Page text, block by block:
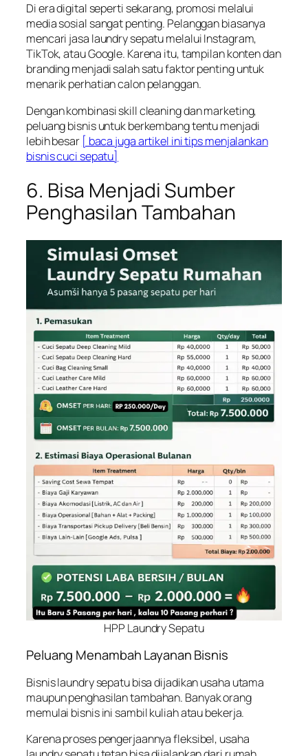
Di era digital seperti sekarang, promosi melalui
media sosial sangat penting. Pelanggan biasanya
mencari jasa laundry sepatu melalui Instagram,
TikTok, atau Google. Karena itu, tampilan konten dan
branding menjadi salah satu faktor penting untuk
menarik perhatian calon pelanggan.
Dengan kombinasi skill cleaning dan marketing,
peluang bisnis untuk berkembang tentu menjadi
lebih besar [ baca juga artikel ini tips menjalankan
bisnis cuci sepatu]
6. Bisa Menjadi Sumber
Penghasilan Tambahan
HPP Laundry Sepatu
Peluang Menambah Layanan Bisnis
Bisnis laundry sepatu bisa dijadikan usaha utama
maupun penghasilan tambahan. Banyak orang
memulai bisnis ini sambil kuliah atau bekerja.
Karena proses pengerjaannya fleksibel, usaha